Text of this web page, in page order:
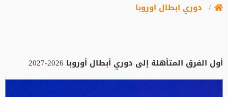
دوري ابطال اوروبا
أول الفرق المتأهلة إلى دوري أبطال أوروبا 2026-2027